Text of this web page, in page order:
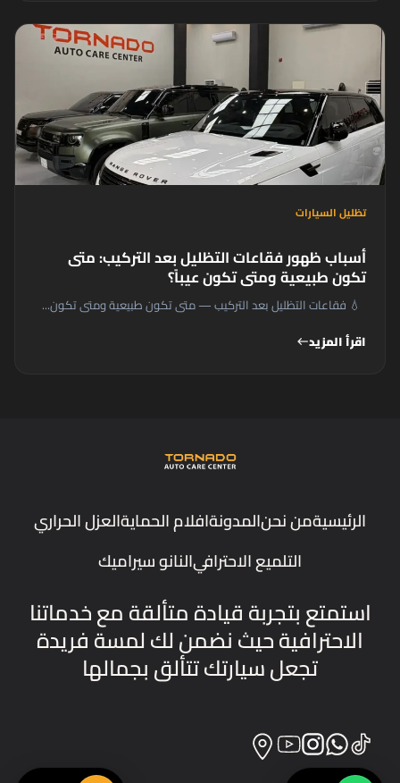
تظليل السيارات
أسباب ظهور فقاعات التظليل بعد التركيب: متى
تكون طبيعية ومتى تكون عيباً؟
💧 فقاعات التظليل بعد التركيب — متى تكون طبيعية ومتى تكون...
اقرأ المزيدwest
الرئيسيةمن نحنالمدونةافلام الحمايةالعزل الحراري
التلميع الاحترافيالنانو سيراميك
استمتع بتجربة قيادة متألقة مع خدماتنا
الاحترافية حيث نضمن لك لمسة فريدة
تجعل سيارتك تتألق بجمالها